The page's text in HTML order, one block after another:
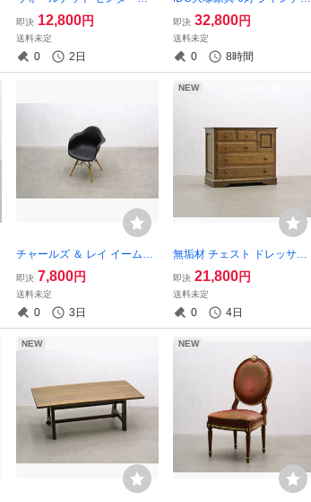
ーブル ローテーブル コーヒ
ーテーブル スクエア モダン/
アクタス無印マスターウォー
ルIDC大塚家具北欧/PHT191
即決 12,800円
送料未定
0 2日
ア SAN-4054 ガラスシェー
ド ランプ ペンダント 照明 ク
ラシカル モダン ライト/RDT
07003
即決 32,800円
送料未定
0 8時間
チャールズ ＆ レイ イームズ
シェルチェア リプロダクト
アーム モダン ミッドセンチ
ュリー ドゥエルレッグ 1脚/O
KT1911/
即決 7,800円
送料未定
0 3日
NEW
無垢材 チェスト ドレッサー
チェスト 鏡台 ミラー 引き出
し 収納 箪笥 サイドボード/カ
リモク葉山三越民芸旭川/OH
K12054
即決 21,800円
送料未定
0 4日
NEW NEW